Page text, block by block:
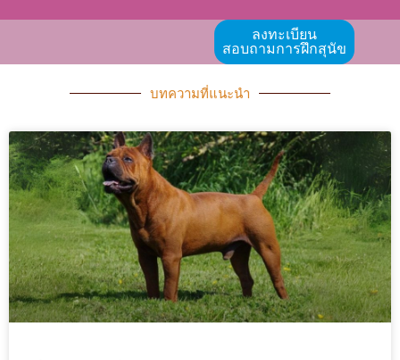
ลงทะเบียน
สอบถามการฝึกสุนัข
บทความที่แนะนำ